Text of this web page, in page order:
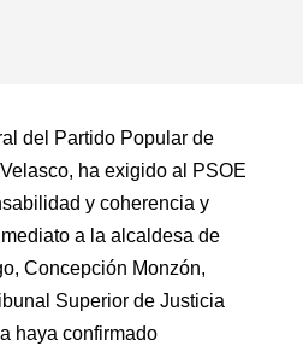
del Partido Popular de
ha exigido al PSOE
y coherencia y
a la alcaldesa de
Concepción Monzón,
Superior de Justicia
haya confirmado